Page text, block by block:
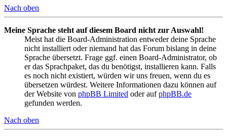
Nach oben
Meine Sprache steht auf diesem Board nicht zur Auswahl!
Meist hat die Board-Administration entweder deine Sprache
nicht installiert oder niemand hat das Forum bislang in deine
Sprache übersetzt. Frage ggf. einen Board-Administrator, ob
er das Sprachpaket, das du benötigst, installieren kann. Falls
es noch nicht existiert, würden wir uns freuen, wenn du es
übersetzen würdest. Weitere Informationen dazu können auf
der Website von phpBB Limited oder aufphpBB.de
gefunden werden.
Nach oben